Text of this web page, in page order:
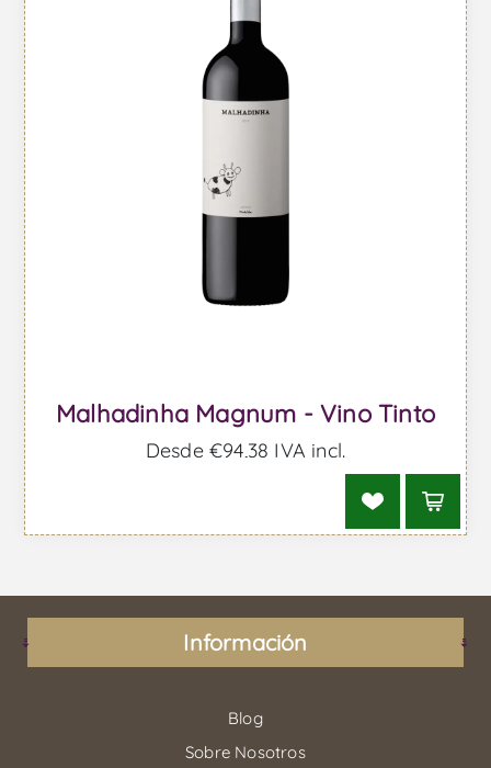
Malhadinha Magnum - Vino Tinto
Desde €94,38 IVA incl.
Información
Blog
Sobre Nosotros